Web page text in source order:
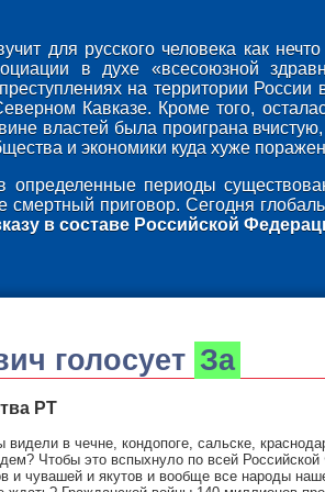
для русского человека как
в духе «всесоюзной
на территории
Кавказе. Кроме того,
властей была проиграна
и экономики куда хуже
определенные периоды
смертный приговор. Сегодня
в составе Российской
голосует За
РТ
в чечне, кондопоге, сальске,
Чтобы это вспыхнуло по всей Российской
и чувашей и якутов и вообще все народы